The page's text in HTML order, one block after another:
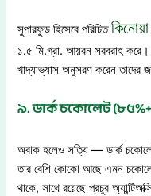
সুপারফুড হিসেবে পরিচিতকিনোয়া
১.৫ মি.গ্রা. আয়রন সরবরাহ করে।
খাদ্যাভ্যাস অনুসরণ করেন তাদের
৯. ডার্ক চকোলেট
অবাক হলেও সত্যি — ডার্ক
তার বেশি কোকো আছে এমন
থাকে, সাথে রয়েছে প্রচুর